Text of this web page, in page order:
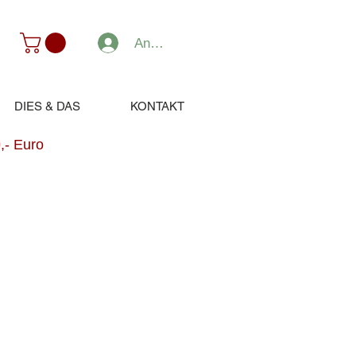
Anmelden
DIES & DAS KONTAKT
Euro